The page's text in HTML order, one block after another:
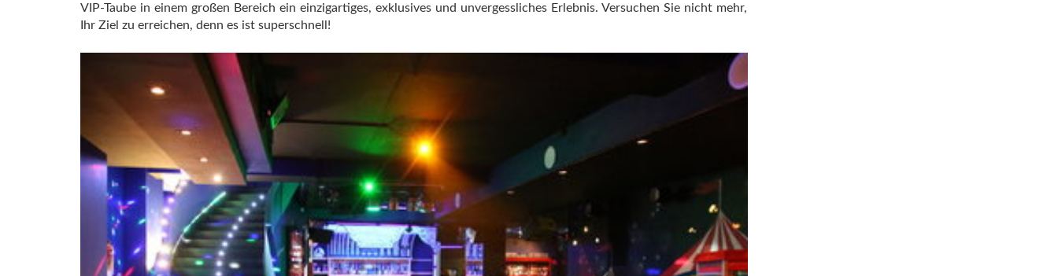
VIP-Taube in einem großen Bereich ein einzigartiges, exklusives und unvergessliches Erlebnis. Versuchen Sie nicht mehr,
Ihr Ziel zu erreichen, denn es ist superschnell!